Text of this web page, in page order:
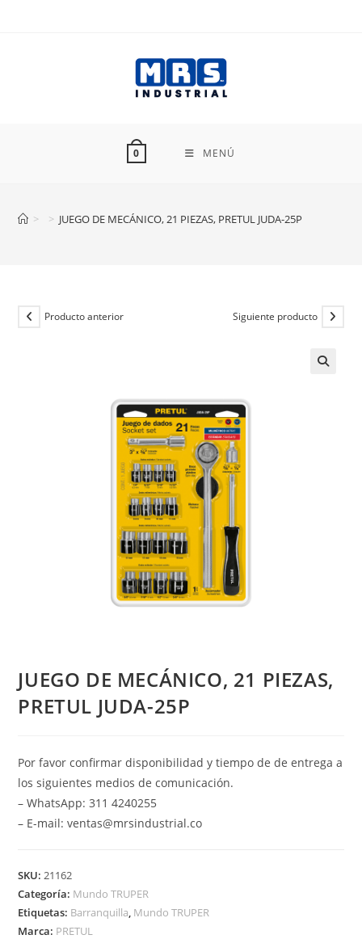
0 MENÚ
> > JUEGO DE MECÁNICO, 21 PIEZAS, PRETUL JUDA-25P
Producto anterior Siguiente producto
JUEGO DE MECÁNICO, 21 PIEZAS,
PRETUL JUDA-25P
Por favor confirmar disponibilidad y tiempo de de entrega a
los siguientes medios de comunicación.
– WhatsApp: 311 4240255
– E-mail: ventas@mrsindustrial.co
SKU:21162
Categoría: Mundo TRUPER
Etiquetas: Barranquilla, Mundo TRUPER
Marca: PRETUL